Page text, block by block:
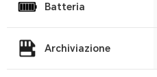
Batteria
Archiviazione